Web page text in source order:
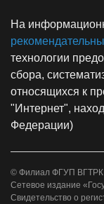
На
технологии
сбора,
относящихся к
"Интернет",
Федерации)
© Филиал ФГУП ВГТРК
Сетевое издание
Свидетельство о